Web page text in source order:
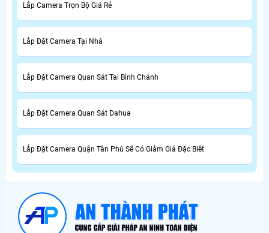
Lắp Camera Trọn Bộ Giá Rẻ
Lắp Đặt Camera Tại Nhà
Lắp Đặt Camera Quan Sát Tai Bình Chánh
Lắp Đặt Camera Quan Sát Dahua
Lắp Đặt Camera Quận Tân Phú Sẽ Có Giảm Giá Đặc Biêt